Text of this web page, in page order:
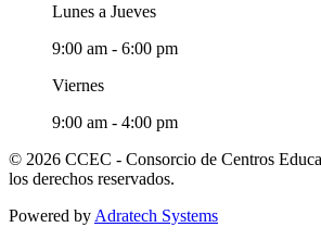
Lunes a Jueves
9:00 am - 6:00 pm
Viernes
9:00 am - 4:00 pm
© 2026 CCEC - Consorcio de Centros
los derechos reservados.
Powered by Adratech Systems